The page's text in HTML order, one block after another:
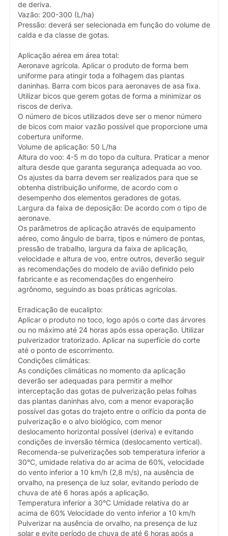
de deriva.
Vazão: 200-300 (L/ha)
Pressão: deverá ser selecionada em função do volume de
calda e da classe de gotas.
Aplicação aérea em área total:
Aeronave agrícola. Aplicar o produto de forma bem
uniforme para atingir toda a folhagem das plantas
daninhas. Barra com bicos para aeronaves de asa fixa.
Utilizar bicos que gerem gotas de forma a minimizar os
riscos de deriva.
O número de bicos utilizados deve ser o menor número
de bicos com maior vazão possível que proporcione uma
cobertura uniforme.
Volume de aplicação: 50 L/ha
Altura do voo: 4-5 m do topo da cultura. Praticar a menor
altura desde que garanta segurança adequada ao voo.
Os ajustes da barra devem ser realizados para que se
obtenha distribuição uniforme, de acordo com o
desempenho dos elementos geradores de gotas.
Largura da faixa de deposição: De acordo com o tipo de
aeronave.
Os parâmetros de aplicação através de equipamento
aéreo, como ângulo de barra, tipos e número de pontas,
pressão de trabalho, largura da faixa de aplicação,
velocidade e altura de voo, entre outros, deverão seguir
as recomendações do modelo de avião definido pelo
fabricante e as recomendações do engenheiro
agrônomo, seguindo as boas práticas agrícolas.
Erradicação de eucalipto:
Aplicar o produto no toco, logo após o corte das árvores
ou no máximo até 24 horas após essa operação. Utilizar
pulverizador tratorizado. Aplicar na superfície do corte
até o ponto de escorrimento.
Condições climáticas:
As condições climáticas no momento da aplicação
deverão ser adequadas para permitir a melhor
interceptação das gotas de pulverização pelas folhas
das plantas daninhas alvo, com a menor evaporação
possível das gotas do trajeto entre o orifício da ponta de
pulverização e o alvo biológico, com menor
deslocamento horizontal possível (deriva) e evitando
condições de inversão térmica (deslocamento vertical).
Recomenda-se pulverizações sob temperatura inferior a
30°C, umidade relativa do ar acima de 60%, velocidade
do vento inferior a 10 km/h (2,8 m/s), na ausência de
orvalho, na presença de luz solar, evitando período de
chuva de até 6 horas após a aplicação.
Temperatura inferior a 30°C Umidade relativa do ar
acima de 60% Velocidade do vento inferior a 10 km/h
Pulverizar na ausência de orvalho, na presença de luz
solar e evite período de chuva de até 6 horas após a